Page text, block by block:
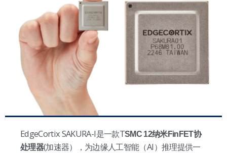
EdgeCortix SAKURA-I是一款TSMC 12纳米FinFET协
处理器(加速器），为边缘人工智能（AI）推理提供一